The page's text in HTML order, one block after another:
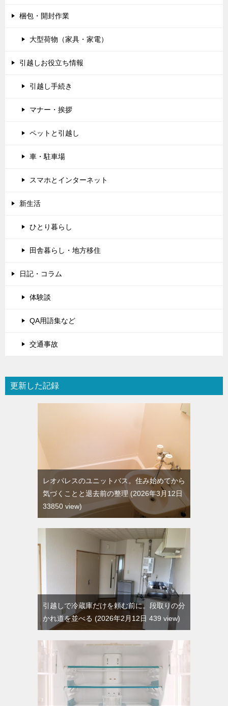
梱包・開封作業
大型荷物（家具・家電）
引越しお役立ち情報
引越し手続き
マナー・挨拶
ペットと引越し
車・駐車場
スマホとインターネット
新生活
ひとり暮らし
田舎暮らし・地方移住
日記・コラム
体験談
QA用語集など
交通事故
更新した記録
レオパレスのユニットバス。住み始めてから
気づくことと退去前の整理
2026年3月12日
33850 view
引越しで冷蔵庫だけを頼む前に。段取りの分
かれ道を並べる
2026年2月12日 439 view